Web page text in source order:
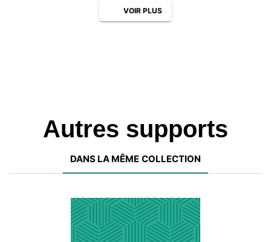
VOIR PLUS
Autres supports
DANS LA MÊME COLLECTION